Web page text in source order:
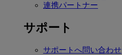
連携パートナー
サポート
サポートへ問い合わせ